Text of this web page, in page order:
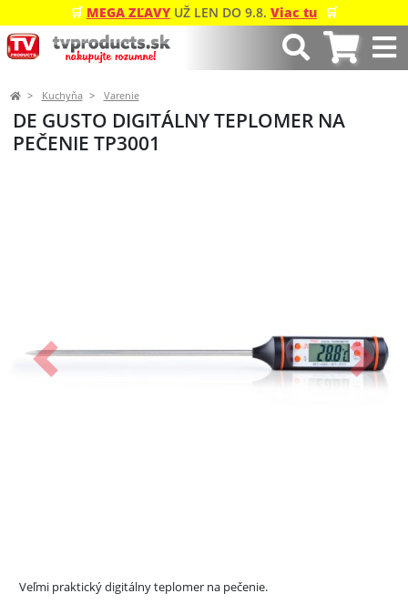
🛒 MEGA ZĽAVY UŽ LEN DO 9.8. Viac tu 🛒
Kuchyňa Varenie
DE GUSTO DIGITÁLNY TEPLOMER NA
PEČENIE TP3001
Predchádzajúci Ďalší
Veľmi praktický digitálny teplomer na pečenie.